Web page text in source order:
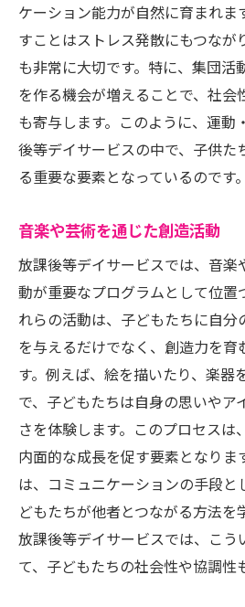
ケーション能力が自然に育まれま
すことはストレス発散にもつなが
も非常に大切です。特に、集団活
を作る機会が増えることで、社会
も寄与します。このように、運動
後等デイサービスの中で、子供た
る重要な要素となっているのです。
音楽や芸術を通じた創造活動
放課後等デイサービスでは、音
動が重要なプログラムとして位置
れらの活動は、子どもたちに自
を与えるだけでなく、創造力を育
す。例えば、絵を描いたり、楽器
で、子どもたちは自身の思いやア
さを体験します。このプロセスは
内面的な成長を促す要素となりま
は、コミュニケーションの手段と
どもたちが他者とつながる方法を
放課後等デイサービスでは、こう
て、子どもたちの社会性や協調性